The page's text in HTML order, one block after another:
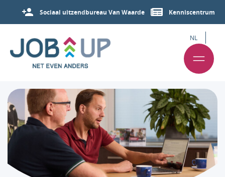
Sociaal uitzendbureau Van Waarde Kenniscentrum
NL